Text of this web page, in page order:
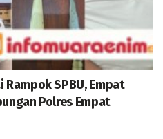
Rampok SPBU, Empat
Polres Empat